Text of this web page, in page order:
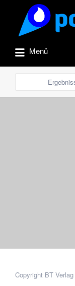
Suchen
nach:
Menü
Copyright BT